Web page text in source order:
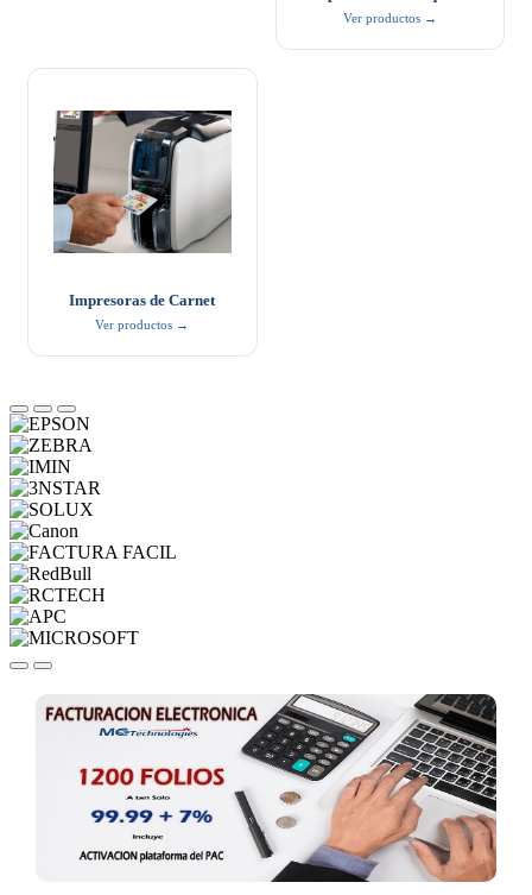
Ver productos →
Impresoras de Carnet
Ver productos →